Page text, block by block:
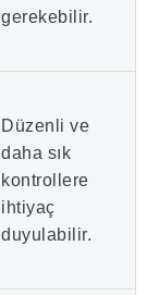
gerekebilir.
Düzenli ve
daha sık
kontrollere
ihtiyaç
duyulabilir.